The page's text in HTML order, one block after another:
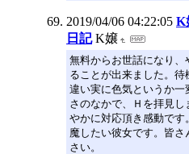
2019/04/06 04:22:05 K
日記 K嬢
無料からお世話になり、
ることが出来ました。
違い実に色気というか
さのなかで、Ｈを拝見
やかに対応頂き感動で
魔したい彼女です。皆
さい。